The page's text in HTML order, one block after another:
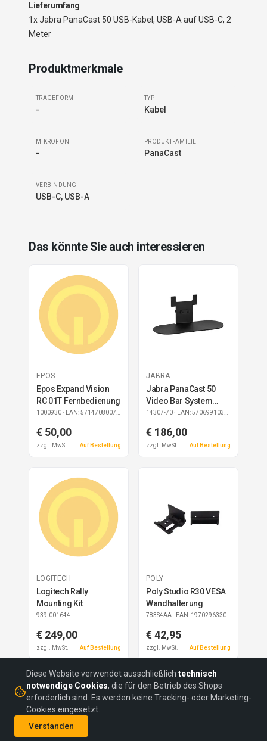
Lieferumfang
1x Jabra PanaCast 50 USB-Kabel, USB-A auf USB-C, 2
Meter
Produktmerkmale
TRAGEFORM
-
TYP
Kabel
MIKROFON
-
PRODUKTFAMILIE
PanaCast
VERBINDUNG
USB-C, USB-A
Das könnte Sie auch interessieren
EPOS
Epos Expand Vision
RC 01T Fernbedienung
1000930 · EAN: 5714708007319
€ 50,00
zzgl. MwSt. Auf Bestellung
JABRA
Jabra PanaCast 50
Video Bar System
Table Stand
14307-70 · EAN: 5706991030297
€ 186,00
zzgl. MwSt. Auf Bestellung
LOGITECH
Logitech Rally
Mounting Kit
939-001644
€ 249,00
zzgl. MwSt. Auf Bestellung
POLY
Poly Studio R30 VESA
Wandhalterung
783S4AA · EAN: 197029633033
€ 42,95
zzgl. MwSt. Auf Bestellung
©2026headON Communications GmbH
Diese Website verwendet ausschließlich technisch
notwendige Cookies, die für den Betrieb des Shops
erforderlich sind. Es werden keine Tracking- oder Marketing-
Cookies eingesetzt.
Verstanden